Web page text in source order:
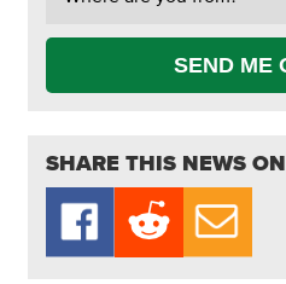
SEND ME
SHARE THIS NEWS